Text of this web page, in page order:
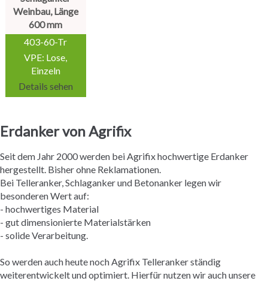
Weinbau, Länge
600 mm
403-60-Tr
VPE: Lose,
Einzeln
Details sehen
Erdanker von Agrifix
Seit dem Jahr 2000 werden bei Agrifix hochwertige Erdanker
hergestellt. Bisher ohne Reklamationen.
Bei Telleranker, Schlaganker und Betonanker legen wir
besonderen Wert auf:
- hochwertiges Material
- gut dimensionierte Materialstärken
- solide Verarbeitung.
So werden auch heute noch Agrifix Telleranker ständig
weiterentwickelt und optimiert. Hierfür nutzen wir auch unsere